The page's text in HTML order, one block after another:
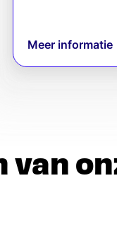
Meer informatie
van